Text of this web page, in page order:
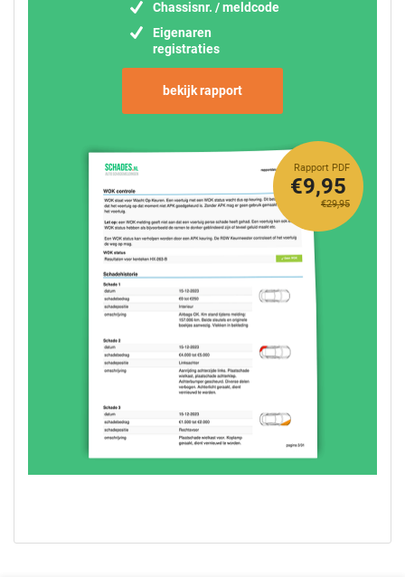
Chassisnr. / meldcode
Eigenaren
registraties
bekijk rapport
Rapport PDF
€29,95
€9,95